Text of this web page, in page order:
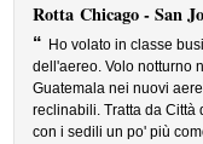
RottaChicago - San
“ Ho volato in classe
dell'aereo. Volo notturno
Guatemala nei nuovi
reclinabili. Tratta da Città
con i sedili un po' più